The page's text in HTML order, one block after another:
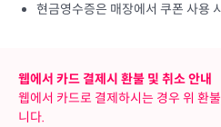
현금영수증은 매장에서 쿠폰 사용
웹에서 카드 결제시 환불 및 취소 안내
웹에서 카드로 결제하시는 경우 위 환
니다.